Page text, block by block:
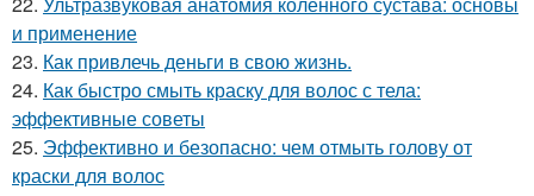
и применение
23. Как привлечь деньги в свою жизнь.
24. Как быстро смыть краску для волос с тела:
эффективные советы
25. Эффективно и безопасно: чем отмыть голову от
краски для волос